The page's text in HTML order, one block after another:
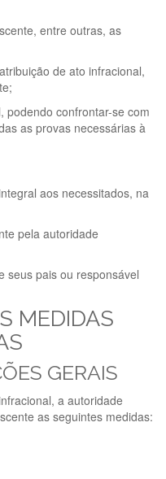
entre outras, as
de ato infracional,
podendo confrontar-se com
as provas necessárias à
aos necessitados, na
pela autoridade
seus pais ou responsável
MEDIDAS
GERAIS
a autoridade
as seguintes medidas: